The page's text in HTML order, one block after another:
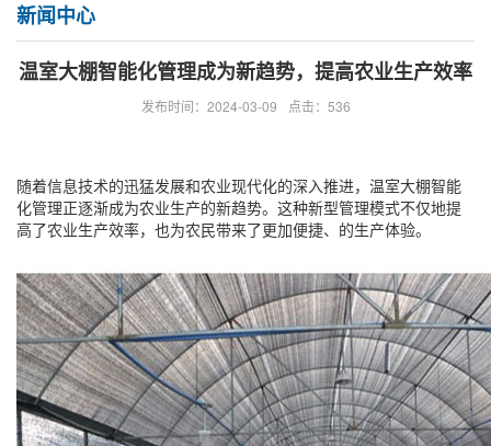
新闻中心
温室大棚智能化管理成为新趋势，提高农业生产效率
发布时间：2024-03-09 点击：536
随着信息技术的迅猛发展和农业现代化的深入推进，温室大棚智能
化管理正逐渐成为农业生产的新趋势。这种新型管理模式不仅地提
高了农业生产效率，也为农民带来了更加便捷、的生产体验。